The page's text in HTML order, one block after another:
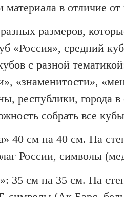
в отличие
размеров,
«Россия», средний
с разной
«знаменитости»,
республики, города
собрать все
40 см на 40 см. На
России, символы
35 см на 35 см. На